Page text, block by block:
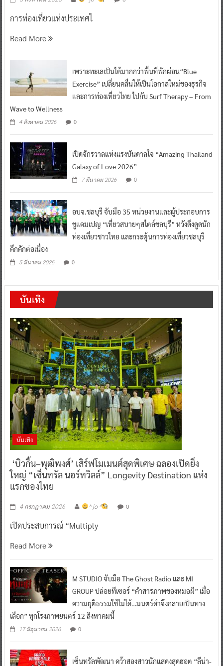
การท่องเที่ยวแห่งประเทศไ
Read More
เพราะทะเลเป็นได้มากกว่าพื้นที่พักผ่อน“Blue
Exercise” เปลี่ยนคลื่นให้เป็นโอกาสใหม่ของธุรกิจ
และการท่องเที่ยวไทย ไปกับ Surf Therapy – From
Wave to Wellness
4 สิงหาคม 2026 0
เปิดจักรวาลแห่งแรงบันดาลใจ “Amazing Thailand
Galaxy of Love 2026”
7 มีนาคม 2026 0
อบจ.ชลบุรี จับมือ 35 หน่วยงานและผู้ประกอบการ
ชูแคมเปญ “เที่ยวสบายๆสไตล์ชลบุรี” หวังดึงดูดนัก
ท่องเที่ยวชาวไทย และกระตุ้นการท่องเที่ยวชลบุรี
คึกคักต่อเนื่อง
5 มีนาคม 2026 0
บันเทิง
บันเทิง
‘บิวกิ้น–พุฒิพงศ์’ เสิร์ฟโมเมนต์สุดพิเศษ ฉลองเปิดยิ่ง
ใหญ่ “เซ็นทรัล นอร์ทวิลล์” Longevity Destination แห่ง
แรกของไทย
4 กรกฎาคม 2026 ^ jo ^ 0
เปิดประสบการณ์ “Multiply
Read More
M STUDIO จับมือ The Ghost Radio และ MI
GROUP ปล่อยทีเซอร์ “คำสารภาพของหมอผี” เมื่อ
ความยุติธรรมใช้ไม่ได้…มนตร์ดำจึงกลายเป็นทาง
เลือก” ทุกโรงภาพยนตร์ 12 สิงหาคมนี้
17 มิถุนายน 2026 0
เซ็นทรัลพัฒนา คว้าสองสาวนักแสดงสุดฮอต “ลีน่า-